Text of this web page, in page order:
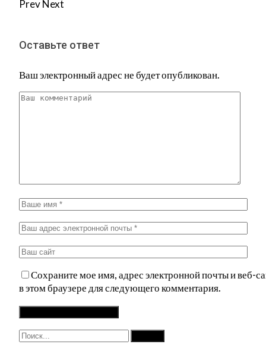
Prev Next
Оставьте ответ
Ваш электронный адрес не будет опубликован.
Сохраните мое имя, адрес электронной почты и веб-
в этом браузере для следующего комментария.